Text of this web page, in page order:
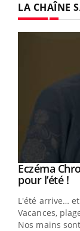
LA CHAÎNE
Youtube
Eczéma
pour l’été !
L'été arrive…
Vacances,
Nos mains